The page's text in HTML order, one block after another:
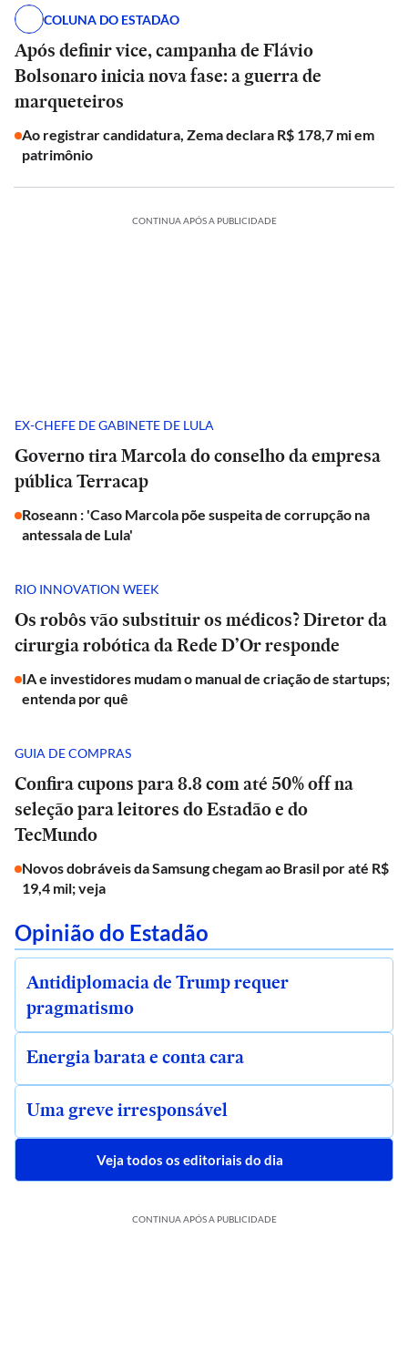
COLUNA DO ESTADÃO
Após definir vice, campanha de Flávio
Bolsonaro inicia nova fase: a guerra de
marqueteiros
Ao registrar candidatura, Zema declara R$ 178,7 mi em
patrimônio
CONTINUA APÓS A PUBLICIDADE
EX-CHEFE DE GABINETE DE LULA
Governo tira Marcola do conselho da empresa
pública Terracap
Roseann : 'Caso Marcola põe suspeita de corrupção na
antessala de Lula'
RIO INNOVATION WEEK
Os robôs vão substituir os médicos? Diretor da
cirurgia robótica da Rede D’Or responde
IA e investidores mudam o manual de criação de startups;
entenda por quê
GUIA DE COMPRAS
Confira cupons para 8.8 com até 50% off na
seleção para leitores do Estadão e do
TecMundo
Novos dobráveis da Samsung chegam ao Brasil por até R$
19,4 mil; veja
Opinião do Estadão
Antidiplomacia de Trump requer
pragmatismo
Energia barata e conta cara
Uma greve irresponsável
Veja todos os editoriais do dia
CONTINUA APÓS A PUBLICIDADE